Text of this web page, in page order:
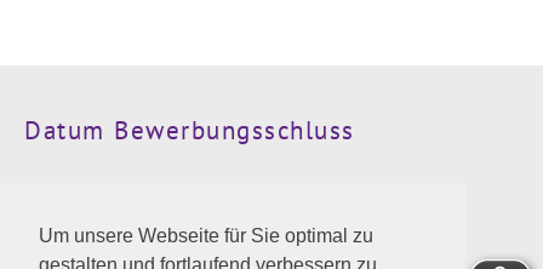
Um unsere Webseite für Sie optimal zu
gestalten und fortlaufend verbessern zu
Datum Bewerbungsschluss
Wir freuen uns auf die Zusendung der Bewerbung an